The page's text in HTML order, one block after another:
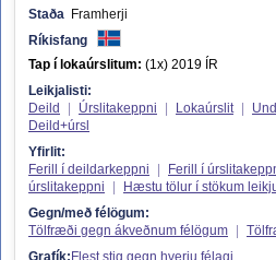
Staða Framherji
Ríkisfang
Tap í lokaúrslitum: (1x) 2019 ÍR
Leikjalisti:
Deild
Úrslitakeppni Lokaúrslit
Deild+úrsl
Yfirlit:
Ferill í deildarkeppni
Ferill í
úrslitakeppni
Hæstu tölur í stökum
Gegn/með félögum:
Tölfræði gegn ákveðnum félögum